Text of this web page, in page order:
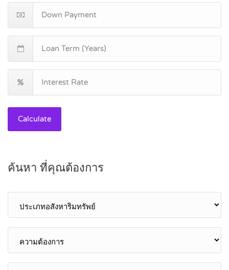
Calculate
ค้นหา ที่คุณต้องการ